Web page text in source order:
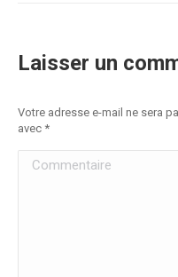
Laisser un
Votre adresse e-mail ne sera
avec *
Commentaire